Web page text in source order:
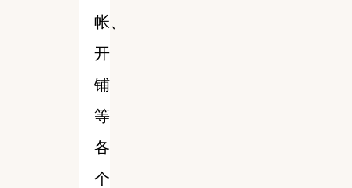
帐、
开
铺
等
各
个